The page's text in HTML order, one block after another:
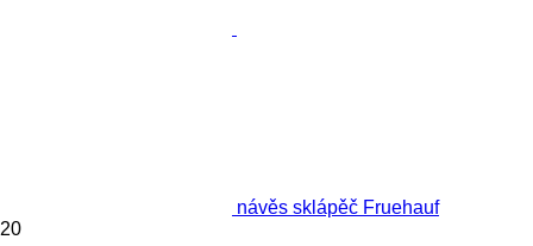
návěs sklápěč Fruehauf
20